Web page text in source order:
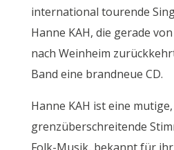
international tourende
Hanne KAH, die gerade
nach Weinheim
Band eine brandneue CD.
Hanne KAH ist eine
grenzüberschreitende